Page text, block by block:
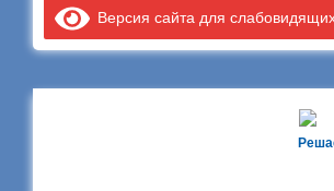
Версия сайта для